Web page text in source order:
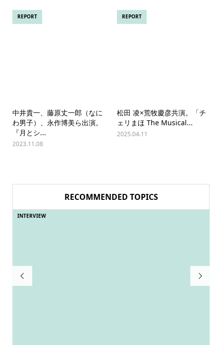
REPORT
中井貴一、藤原丈一郎（なに
わ男子）、永作博美ら出演。
『月とシ...
2023.11.08
REPORT
松田 凌×荒牧慶彦共演。「チ
ェリまほ The Musical...
2025.04.11
RECOMMENDED TOPICS

INTERVIEW
